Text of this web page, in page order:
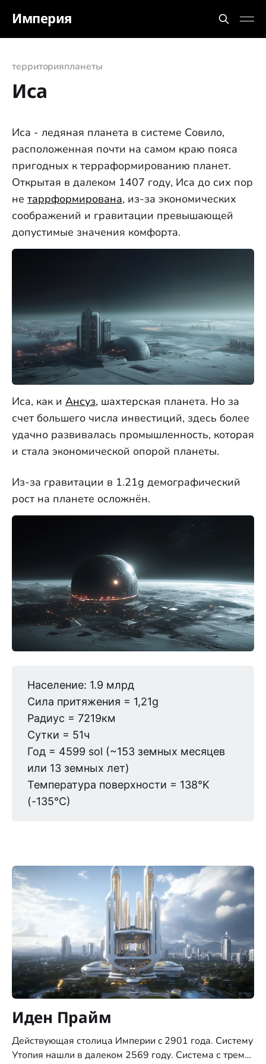
Империя
территорияпланеты
Иса
Иса - ледяная планета в системе Совило,
расположенная почти на самом краю пояса
пригодных к терраформированию планет.
Открытая в далеком 1407 году, Иса до сих пор
не таррформирована, из-за экономических
соображений и гравитации превышающей
допустимые значения комфорта.
Иса, как и Ансуз, шахтерская планета. Но за
счет большего числа инвестиций, здесь более
удачно развивалась промышленность, которая
и стала экономической опорой планеты.
Из-за гравитации в 1.21g демографический
рост на планете осложнён.
Население: 1.9 млрд
Сила притяжения = 1,21g
Радиус = 7219км
Сутки = 51ч
Год = 4599 sol (~153 земных месяцев
или 13 земных лет)
Температура поверхности = 138°K
(-135°C)
Иден Прайм
Действующая столица Империи c 2901 года. Систему
Утопия нашли в далеком 2569 году. Система с тремя